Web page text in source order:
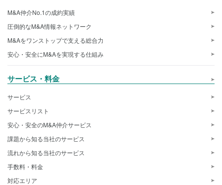
M&A仲介No.1の成約実績
圧倒的なM&A情報ネットワーク
M&Aをワンストップで支える総合力
安心・安全にM&Aを実現する仕組み
サービス・料金
サービス
サービスリスト
安心・安全のM&A仲介サービス
課題から知る当社のサービス
流れから知る当社のサービス
手数料・料金
対応エリア